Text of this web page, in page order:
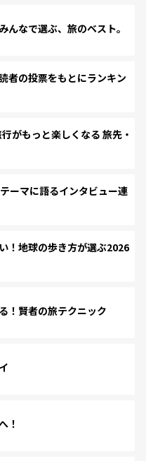
なで選ぶ、旅のベスト。
の投票をもとにランキン
がもっと楽しくなる 旅先・
ーマに語るインタビュー連
！地球の歩き方が選ぶ2026
！賢者の旅テクニック
！